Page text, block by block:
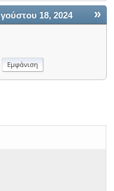
»
18, 2024